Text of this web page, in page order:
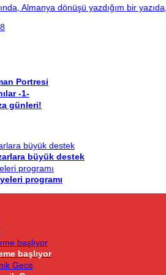
Almanya dönüşü yazdığım bir
Portresi
-1-
günleri!
büyük destek
programı
başlıyor